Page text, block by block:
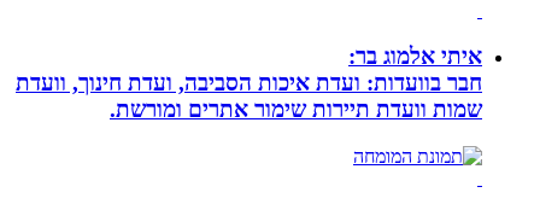
איתי אלמוג בר:
חבר בוועדות: ועדת איכות הסביבה, ועדת חינוך, וועדת
שמות וועדת תיירות שימור אתרים ומורשת.